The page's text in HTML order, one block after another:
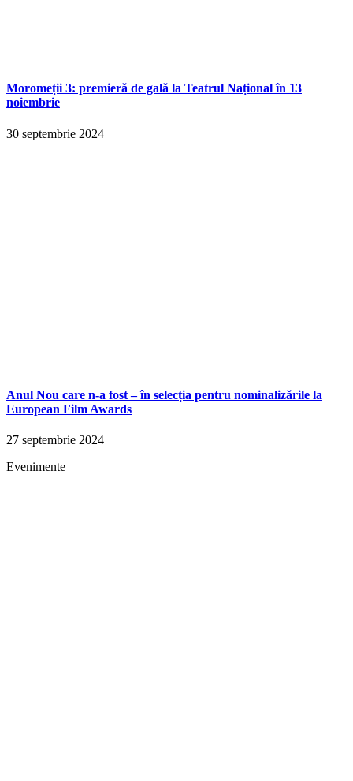
Moromeții 3: premieră de gală la Teatrul Național în 13
noiembrie
30 septembrie 2024
Anul Nou care n-a fost – în selecția pentru nominalizările la
European Film Awards
27 septembrie 2024
Evenimente